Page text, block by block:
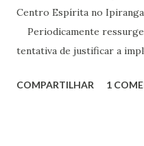
Centro Espírita no
Periodicamente
tentativa de justificar a
Joanna de Ângelis,
COMPARTILHAR 1